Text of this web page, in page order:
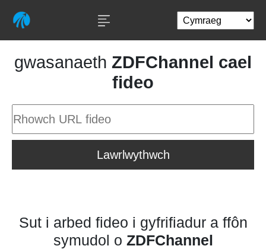
gwasanaeth ZDFChannel cael
fideo
Lawrlwythwch
Sut i arbed fideo i gyfrifiadur a ffôn
symudol o ZDFChannel